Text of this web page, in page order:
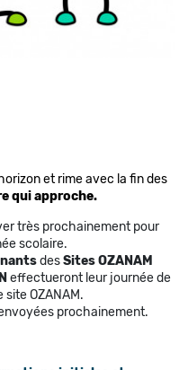
et rime avec la fin des
qui approche.
très prochainement pour
scolaire.
desSites OZANAM
effectueront leur journée de
OZANAM.
prochainement.